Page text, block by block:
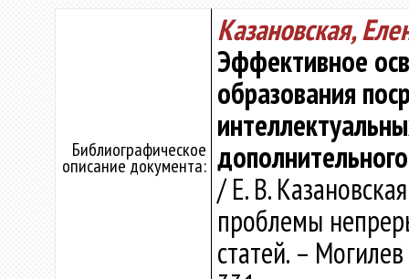
Библиографическое
описание документа:
Казановская,
Эффективное
образования
/ Е. В.
проблемы
статей. –